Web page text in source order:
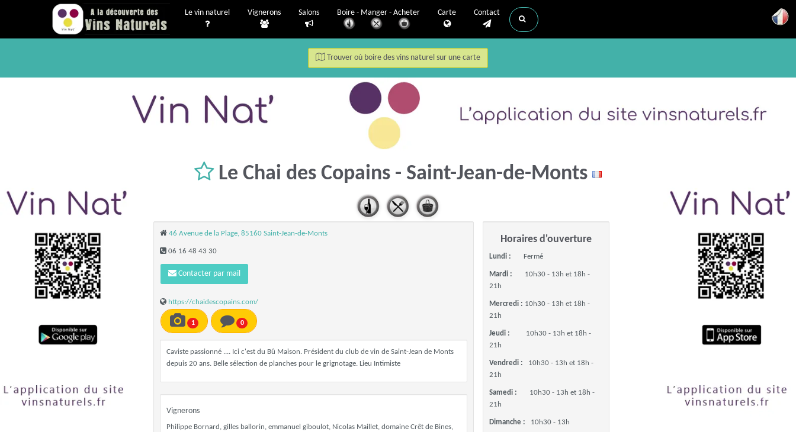
Le vin naturel Vignerons Salons Boire - Manger - Acheter Carte Contact
Trouver où boire des vins naturel sur une carte
Le Chai des Copains - Saint-Jean-de-Monts
46 Avenue de la Plage, 85160 Saint-Jean-de-Monts
06 16 48 43 30
Contacter par mail
https://chaidescopains.com/
1 0
Caviste passionné .... Ici c'est du Bû Maison. Président du club de vin de Saint-Jean de Monts
depuis 20 ans. Belle sélection de planches pour le grignotage. Lieu Intimiste
Vignerons
Philippe Bornard, gilles ballorin, emmanuel giboulot, Nicolas Maillet, domaine Crêt de Bines,
Horaires d'ouverture
Lundi : Fermé
Mardi :
10h30 - 13h et 18h -
21h
Mercredi : 10h30 - 13h et 18h -
21h
Jeudi :
10h30 - 13h et 18h -
21h
Vendredi :
10h30 - 13h et 18h -
21h
Samedi :
10h30 - 13h et 18h -
21h
Dimanche : 10h30 - 13h